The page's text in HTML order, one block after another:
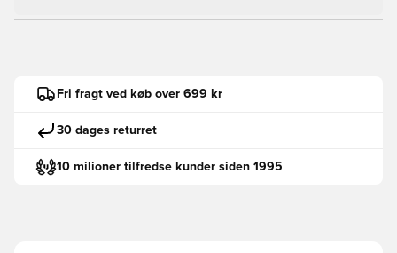
Fri fragt ved køb over 699 kr
30 dages returret
10 milioner tilfredse kunder siden 1995